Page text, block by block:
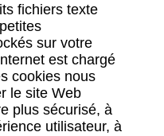
fichiers texte
sur votre
est chargé
cookies nous
le site Web
plus sécurisé, à
utilisateur, à